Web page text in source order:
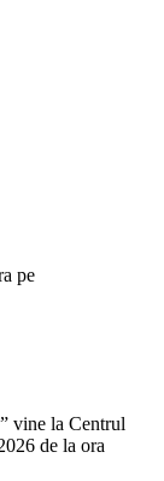
pe
vine la Centrul
de la ora